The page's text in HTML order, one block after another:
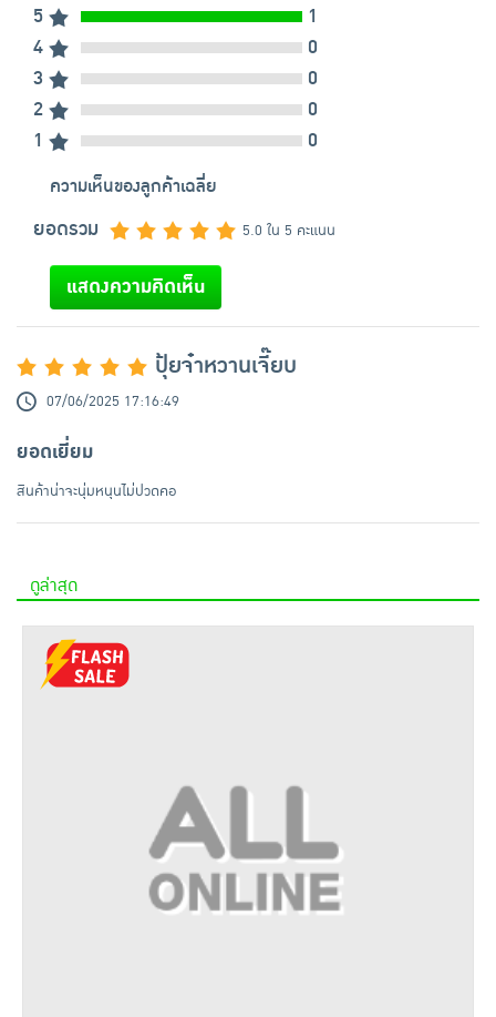
5
1
4
0
3
0
2
0
1
0
ความเห็นของลูกค้าเฉลี่ย
ยอดรวม 5.0 ใน 5 คะแนน
แสดงความคิดเห็น
ปุ้ยจ๋าหวานเจี๊ยบ
07/06/2025 17:16:49
ยอดเยี่ยม
สินค้าน่าจะนุ่มหนุนไม่ปวดคอ
ดูล่าสุด